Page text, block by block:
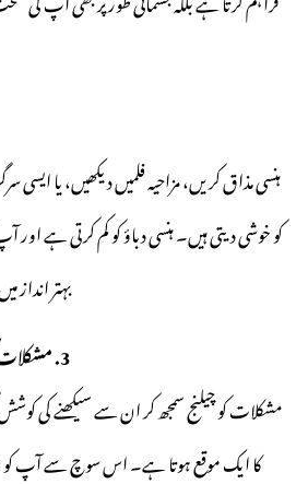
ہنسی مذاق کریں، مزاحیہ فلمیں دیکھیں، یا
کو خوشی دیتی ہیں۔ ہنسی دباؤ کو کم کرتی ہے اور
بہتر
3. مشکلات کو چیلنج کے طور پر دیکھنا
مشکلات کو چیلنج سمجھ کر ان سے سیکھنے کی
کا ایک موقع ہوتا ہے۔ اس سوچ سے آپ کو